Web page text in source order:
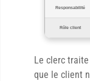
Responsabilité
Rôle client
Le clerc
que le client